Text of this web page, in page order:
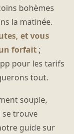
bohèmes
la matinée.
et vous
forfait;
pour les tarifs
tout.
souple,
se trouve
guide sur